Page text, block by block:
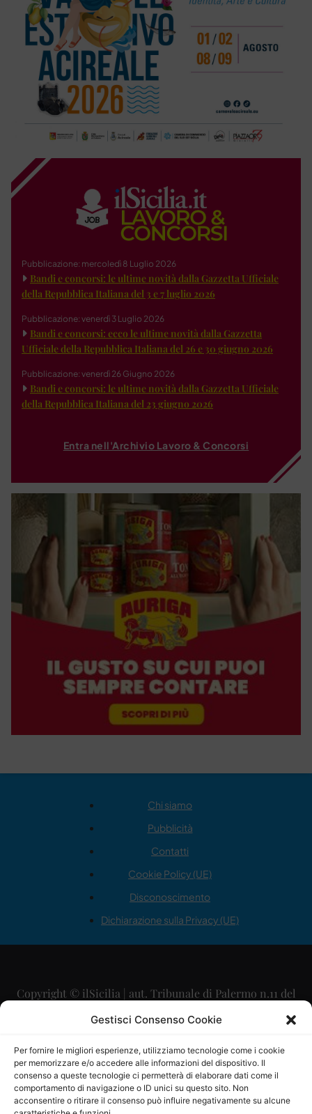
Gestisci Consenso Cookie
Per fornire le migliori esperienze, utilizziamo tecnologie come i cookie
per memorizzare e/o accedere alle informazioni del dispositivo. Il
consenso a queste tecnologie ci permetterà di elaborare dati come il
comportamento di navigazione o ID unici su questo sito. Non
acconsentire o ritirare il consenso può influire negativamente su alcune
Pubblicazione: mercoledì 8 Luglio 2026
Bandi e concorsi: le ultime novità dalla Gazzetta Ufficiale
della Repubblica Italiana del 3 e 7 luglio 2026
Pubblicazione: venerdì 3 Luglio 2026
Bandi e concorsi: ecco le ultime novità dalla Gazzetta
Ufficiale della Repubblica Italiana del 26 e 30 giugno 2026
Pubblicazione: venerdì 26 Giugno 2026
Bandi e concorsi: le ultime novità dalla Gazzetta Ufficiale
della Repubblica Italiana del 23 giugno 2026
Entra nell'Archivio Lavoro & Concorsi
Chi siamo
Pubblicità
Contatti
Cookie Policy (UE)
Disconoscimento
Dichiarazione sulla Privacy (UE)
Copyright © ilSicilia | aut. Tribunale di Palermo n.11 del
29/09/2015
Direttore Editoriale: Maurizio Scaglione
Direttore Responsabile: Maria Calabrese